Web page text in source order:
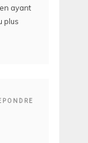
ayant
plus